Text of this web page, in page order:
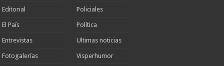
Editorial
El País
Entrevistas
Fotogalerías
Policiales
Política
Ultimas noticias
Visperhumor